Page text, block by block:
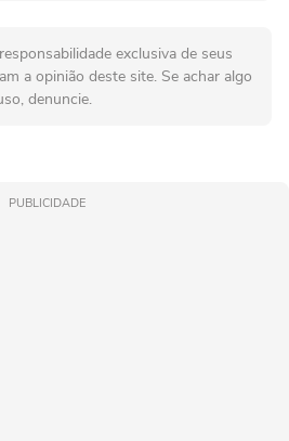
exclusiva de seus
a opinião deste site. Se achar algo
denuncie.
PUBLICIDADE